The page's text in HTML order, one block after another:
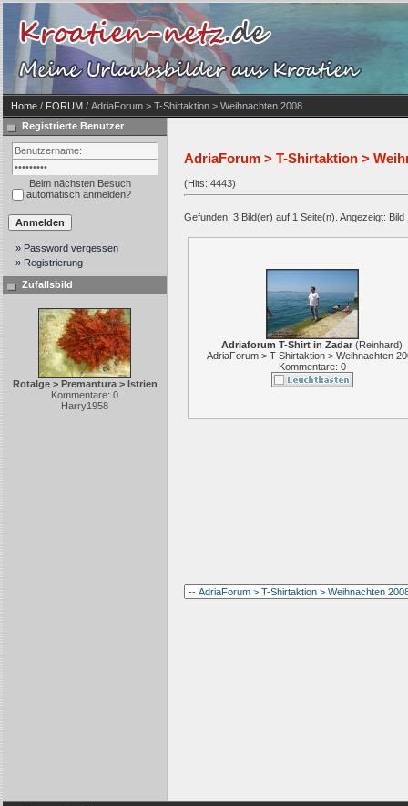
Home / FORUM / AdriaForum > T-Shirtaktion > Weihnachten 2008
Registrierte Benutzer
Beim nächsten Besuch
automatisch anmelden?
» Password vergessen
» Registrierung
Zufallsbild
Rotalge > Premantura > Istrien
Kommentare: 0
Harry1958
AdriaForum > T-Shirtaktion >
(Hits: 4443)
Gefunden: 3 Bild(er) auf 1 Seite(n). Angezeigt: Bild
Adriaforum T-Shirt in Zadar (Reinhard)
AdriaForum > T-Shirtaktion > Weihnachten
Kommentare: 0